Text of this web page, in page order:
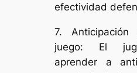
efectividad
7.
juego: El
aprender a